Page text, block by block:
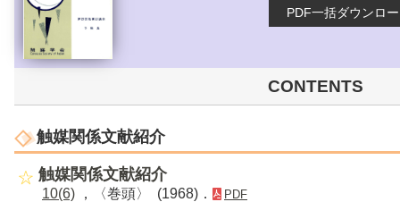
PDF一括ダウンロ
CONTENTS
触媒関係文献紹介
触媒関係文献紹介
10(6) ，〈巻頭〉 (1968)． PDF